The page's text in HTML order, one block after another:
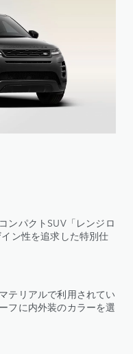
ンパクトSUV「レンジロ
ン性を追求した特別仕
テリアルで利用されてい
フに内外装のカラーを選